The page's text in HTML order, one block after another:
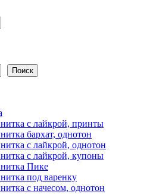
Поиск
с лайкрой, принты
бархат, однотон
с лайкрой, однотон
с лайкрой, купоны
Пике
под варенку
с начесом, однотон